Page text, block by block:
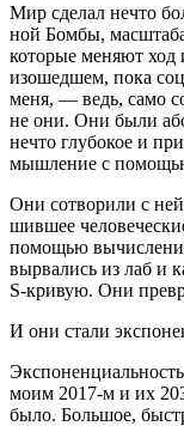
Мир сде­лал нечто
ной Бом­бы,
кото­рые меня­ют ход
изо­шед­шем, пока
меня, — ведь, само
не они. Они были
нечто глу­бо­кое и
мыш­ле­ние с
Они сотво­ри­ли с
шив­шее
помо­щью
вырва­лись из лаб и
S‑кривую. Они
И они ста­ли
моим 2017‑м и их
было. Боль­шое,